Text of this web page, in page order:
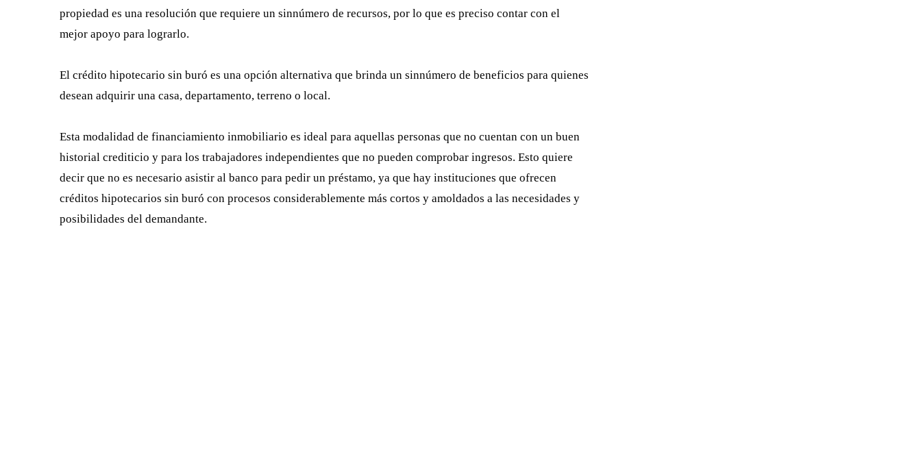
propiedad es una resolución que requiere un sinnúmero de recursos, por lo que es preciso contar con el
mejor apoyo para lograrlo.
El crédito hipotecario sin buró es una opción alternativa que brinda un sinnúmero de beneficios para quienes
desean adquirir una casa, departamento, terreno o local.
Esta modalidad de financiamiento inmobiliario es ideal para aquellas personas que no cuentan con un buen
historial crediticio y para los trabajadores independientes que no pueden comprobar ingresos. Esto quiere
decir que no es necesario asistir al banco para pedir un préstamo, ya que hay instituciones que ofrecen
créditos hipotecarios sin buró con procesos considerablemente más cortos y amoldados a las necesidades y
posibilidades del demandante.